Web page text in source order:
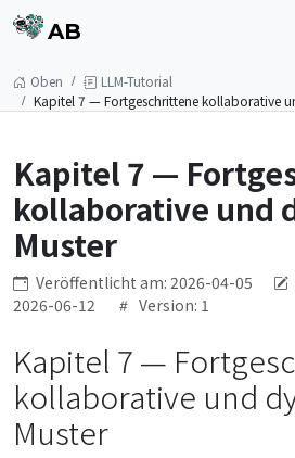
AB
Oben
LLM-Tutorial
Kapitel 7 — Fortgeschrittene kollaborative
Kapitel 7 —
kollaborative und
Muster
Veröffentlicht am: 2026-04-05
2026-06-12
Version: 1
Kapitel 7 —
kollaborative und
Muster